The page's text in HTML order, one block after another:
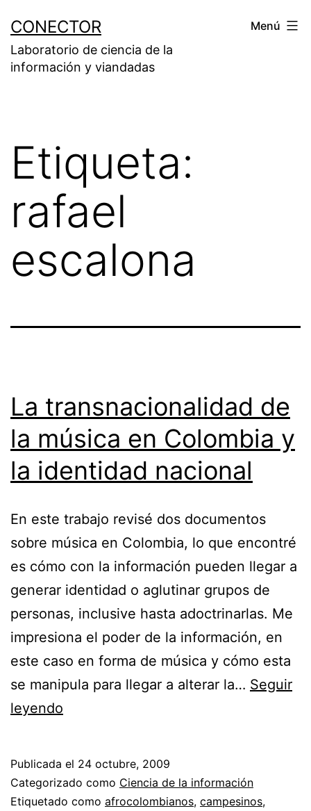
contenido
CONECTOR
Laboratorio de ciencia de la
información y viandadas
Menú
Etiqueta:
rafael
escalona
La transnacionalidad de
la música en Colombia y
la identidad nacional
En este trabajo revisé dos documentos
sobre música en Colombia, lo que encontré
es cómo con la información pueden llegar a
generar identidad o aglutinar grupos de
personas, inclusive hasta adoctrinarlas. Me
impresiona el poder de la información, en
este caso en forma de música y cómo esta
se manipula para llegar a alterar la… Seguir
leyendo
la
música
Publicada el 24 octubre, 2009
Categorizado como Ciencia de la información
Etiquetado como afrocolombianos, campesinos,